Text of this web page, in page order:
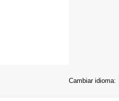
Cambiar idioma: